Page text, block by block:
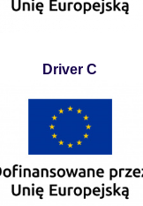
Driver C